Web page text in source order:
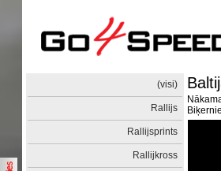
(visi)
Rallijs
Rallijsprints
Rallijkross